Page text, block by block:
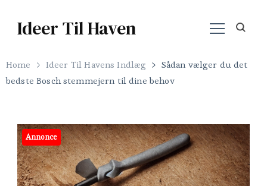
Ideer Til Haven
Home Ideer Til Havens Indlæg
Sådan vælger du det
bedste Bosch stemmejern til dine behov
Annonce